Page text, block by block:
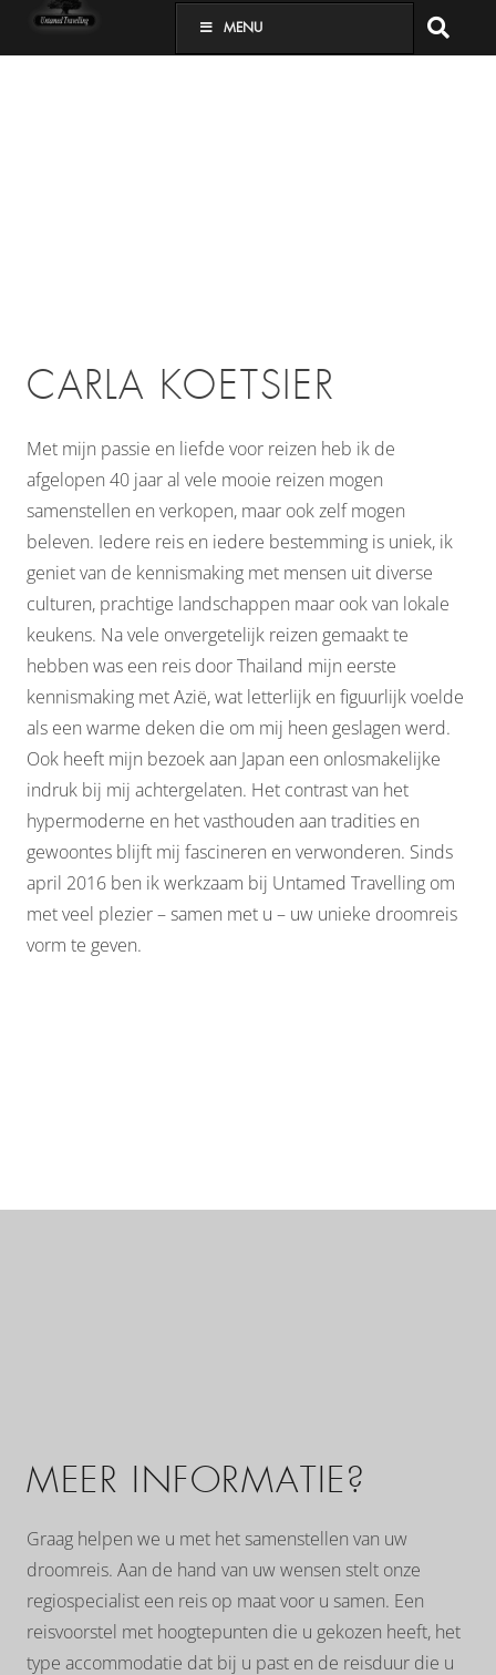
MENU
CARLA KOETSIER
Met mijn passie en liefde voor reizen heb ik de
afgelopen 40 jaar al vele mooie reizen mogen
samenstellen en verkopen, maar ook zelf mogen
beleven. Iedere reis en iedere bestemming is uniek, ik
geniet van de kennismaking met mensen uit diverse
culturen, prachtige landschappen maar ook van lokale
keukens. Na vele onvergetelijk reizen gemaakt te
hebben was een reis door Thailand mijn eerste
kennismaking met Azië, wat letterlijk en figuurlijk voelde
als een warme deken die om mij heen geslagen werd.
Ook heeft mijn bezoek aan Japan een onlosmakelijke
indruk bij mij achtergelaten. Het contrast van het
hypermoderne en het vasthouden aan tradities en
gewoontes blijft mij fascineren en verwonderen. Sinds
april 2016 ben ik werkzaam bij Untamed Travelling om
met veel plezier – samen met u – uw unieke droomreis
vorm te geven.
MEER INFORMATIE?
Graag helpen we u met het samenstellen van uw
droomreis. Aan de hand van uw wensen stelt onze
regiospecialist een reis op maat voor u samen. Een
reisvoorstel met hoogtepunten die u gekozen heeft, het
type accommodatie dat bij u past en de reisduur die u